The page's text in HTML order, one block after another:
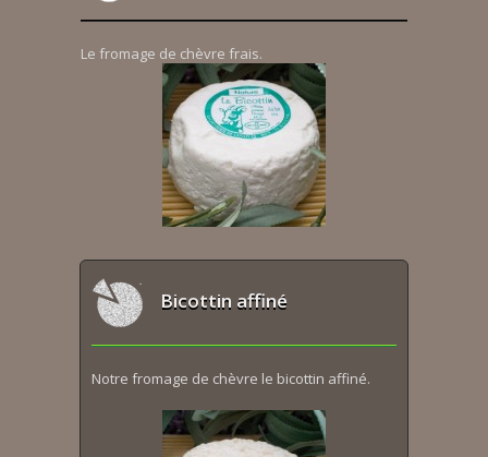
Le fromage de chèvre frais.
Bicottin affiné
Notre fromage de chèvre le bicottin affiné.